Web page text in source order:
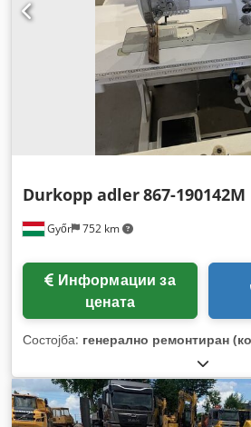
Győr 752 km
Durkopp adler867-190142M
цената
Состојба: генерално ремонтиран